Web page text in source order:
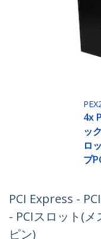
4x
ッ
ロ
プ
PCI Express -
- PCIスロット(
ピン)